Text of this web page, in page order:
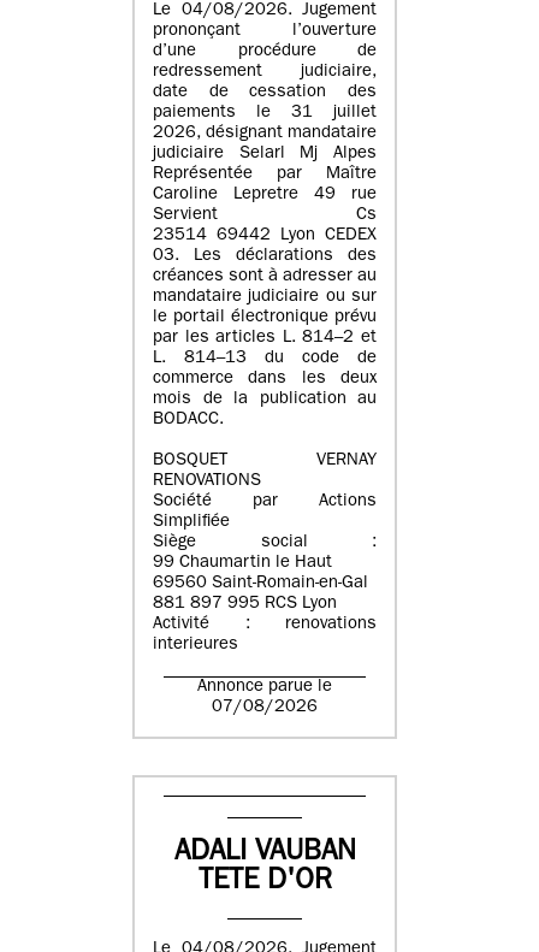
Le 04/08/2026. Jugement
prononçant l’ouverture
d’une procédure de
redressement judiciaire,
date de cessation des
paiements le 31 juillet
2026, désignant mandataire
judiciaire Selarl Mj Alpes
Représentée par Maître
Caroline Lepretre 49 rue
Servient Cs
23514 69442 Lyon CEDEX
03. Les déclarations des
créances sont à adresser au
mandataire judiciaire ou sur
le portail électronique prévu
par les articles L. 814–2 et
L. 814–13 du code de
commerce dans les deux
mois de la publication au
BODACC.
BOSQUET VERNAY
RENOVATIONS
Société par Actions
Simplifiée
Siège social :
99 Chaumartin le Haut
69560 Saint-Romain-en-Gal
881 897 995 RCS Lyon
Activité : renovations
interieures
Annonce parue le
07/08/2026
ADALI VAUBAN
TETE D'OR